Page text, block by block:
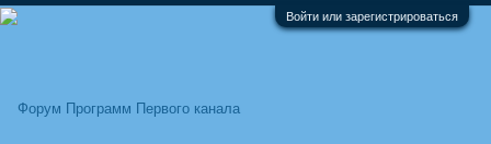
Войти или зарегистрироваться